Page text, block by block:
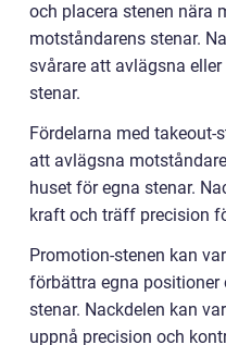
och placera stenen nära
motståndarens stenar.
svårare att avlägsna
stenar.
Fördelarna med
att avlägsna
huset för egna stenar.
kraft och träff precision
Promotion-stenen kan
förbättra egna
stenar. Nackdelen kan
uppnå precision och